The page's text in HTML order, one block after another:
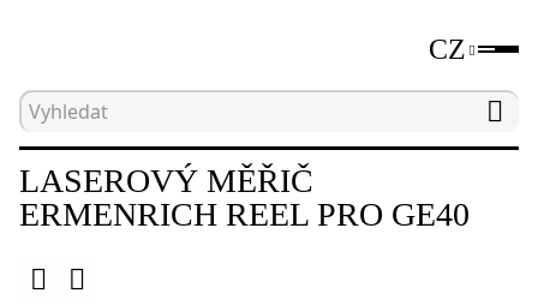
CZ
Hlavní strana Nástroje pro měření
LASEROVÝ MĚŘIČ
ERMENRICH REEL PRO GE40